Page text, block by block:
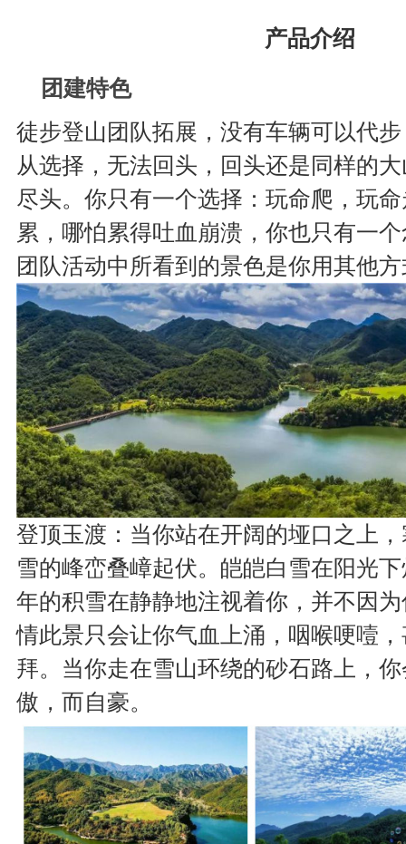
产品介绍
团建特色
徒步登山团队拓展，没有车辆可以代
从选择，无法回头，回头还是同样的
尽头。你只有一个选择：玩命爬，玩
累，哪怕累得吐血崩溃，你也只有一
团队活动中所看到的景色是你用其他
登顶玉渡：当你站在开阔的垭口之上
雪的峰峦叠嶂起伏。皑皑白雪在阳光
年的积雪在静静地注视着你，并不因
情此景只会让你气血上涌，咽喉哽噎
拜。当你走在雪山环绕的砂石路上，
傲，而自豪。